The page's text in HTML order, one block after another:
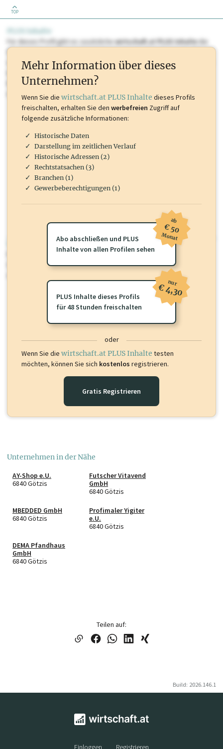
TOP
PLUS Inhalte
Für dieses Profil gibt es zusätzlichewirtschaft.at PLUS Inhaltedie
Sie momentan nicht einsehen können. Schalten Sie dieses Profil frei
oder loggen Sie sich ein um diese Inhalte zu sehen. wirtschaft.at PLUS
Marken, Patente, Rechtstatsachen, OTS-Aussendungen, und viele
mehr.
wirtschaft.at PLUS
Für dieses Profil gibt es zusätzlichewirtschaft.at PLUS Inhalte
Sie momentan nicht einsehen können. Schalten Sie dieses Profil frei
oder loggen Sie sich ein um diese Inhalte zu sehen.
Mehr Information über dieses
Unternehmen?
Wenn Sie die wirtschaft.at PLUS Inhalte dieses Profils
freischalten, erhalten Sie den werbefreien Zugriff auf
folgende zusätzliche Informationen:
Historische Daten
Darstellung im zeitlichen Verlauf
Historische Adressen (2)
Rechtstatsachen (3)
Branchen (1)
Gewerbeberechtigungen (1)
Abo abschließen und PLUS
Inhalte von allen Profilen sehen
ab
€ 50
Monat
PLUS Inhalte dieses Profils
für 48 Stunden freischalten
nur
€ 4,30
oder
Wenn Sie die wirtschaft.at PLUS Inhalte testen
möchten, können Sie sich kostenlos registrieren.
Gratis Registrieren
Unternehmen in der Nähe
AY-Shop e.U.
6840 Götzis
Futscher Vitavend
GmbH
6840 Götzis
MBEDDED GmbH
6840 Götzis
Profimaler Yigiter
e.U.
6840 Götzis
DEMA Pfandhaus
GmbH
6840 Götzis
Teilen auf:
Build: 2026.146.1
Einloggen Registrieren